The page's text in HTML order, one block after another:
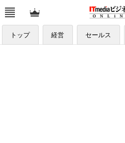
トップ 経営 セールス